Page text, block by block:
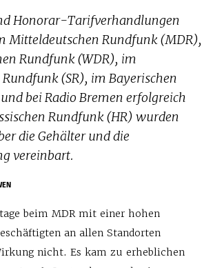
Honorar-­Tarifverhandlungen
Mitteldeutschen Rundfunk (MDR),
Rundfunk (WDR), im
(SR), im Bayerischen
bei Radio Bremen erfolgreich
Rundfunk (HR) wurden
die Gehälter und die
vereinbart.
beim MDR mit einer hohen
an allen Standorten
nicht. Es kam zu erheblichen